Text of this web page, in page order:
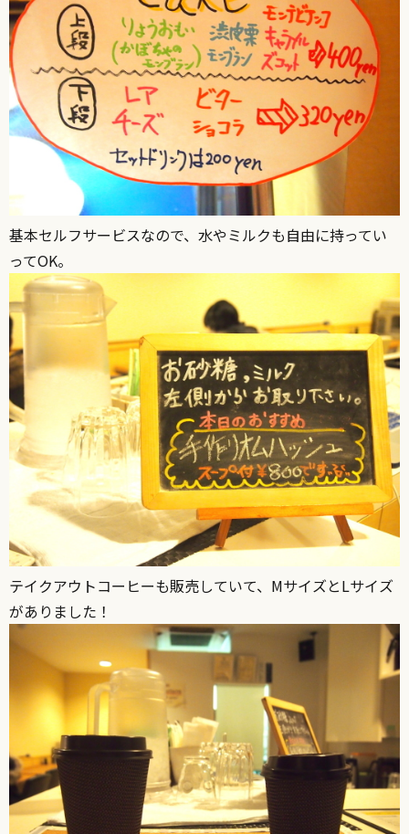
基本セルフサービスなので、水やミルクも自由に持ってい
ってOK。
テイクアウトコーヒーも販売していて、MサイズとLサイズ
がありました！